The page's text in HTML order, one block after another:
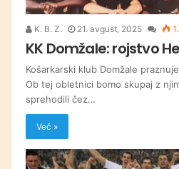
K. B. Z. 21. avgust, 2025
KK Domžale: rojstvo
Košarkarski klub Domžale
Ob tej obletnici bomo skupaj z
sprehodili čez…
Več »